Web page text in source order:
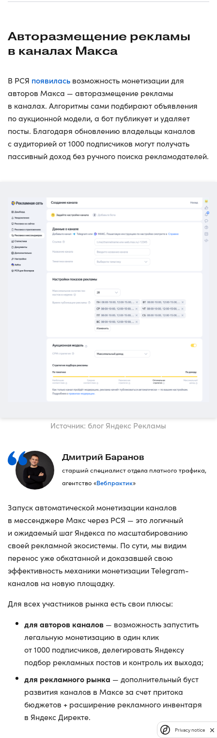
Авторазмещение рекламы
в каналах Макса
В РСЯ появилась возможность монетизации для
авторов Макса — авторазмещение рекламы
в каналах. Алгоритмы сами подбирают объявления
по аукционной модели, а бот публикует и удаляет
посты. Благодаря обновлению владельцы каналов
с аудиторией от 1000 подписчиков могут получать
пассивный доход без ручного поиска рекламодателей.
Источник: блог Яндекс Рекламы
Дмитрий Баранов
старший специалист отдела платного трафика,
агентство «Вебпрактик»
Запуск автоматической монетизации каналов
в мессенджере Макс через РСЯ — это логичный
и ожидаемый шаг Яндекса по масштабированию
своей рекламной экосистемы. По сути, мы видим
перенос уже обкатанной и доказавшей свою
эффективность механики монетизации Telegram-
каналов на новую площадку.
Для всех участников рынка есть свои плюсы:
для авторов каналов — возможность запустить
легальную монетизацию в один клик
от 1000 подписчиков, делегировать Яндексу
подбор рекламных постов и контроль их выхода;
для рекламного рынка — дополнительный буст
развития каналов в Максе за счет притока
бюджетов + расширение рекламного инвентаря
в Яндекс Директе.
Privacy notice